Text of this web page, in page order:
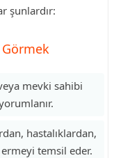
şunlardır:
mevki sahibi
hastalıklardan,
temsil eder.